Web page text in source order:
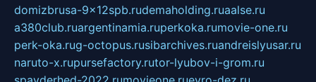
domizbrusa-9x12spb.rudemaholding.ruaalse.ru
a380club.ruargentinamia.ruperkoka.rumovie-one.ru
perk-oka.rug-octopus.rusibarchives.ruandreislyusar.ru
naruto-x.rupursefactory.rutor-lyubov-i-grom.ru